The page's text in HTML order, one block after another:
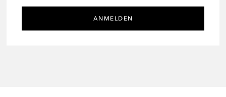
ANMELDEN